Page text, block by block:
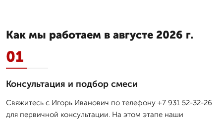
Как мы работаем в августе 2026 г.
01
Консультация и подбор смеси
Свяжитесь с Игорь Иванович по телефону +7 931 52-32-26
для первичной консультации. На этом этапе наши